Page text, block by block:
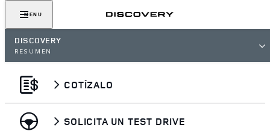
MENU
DISCOVERY
RESUMEN
COTÍZALO
SOLICITA UN TEST DRIVE